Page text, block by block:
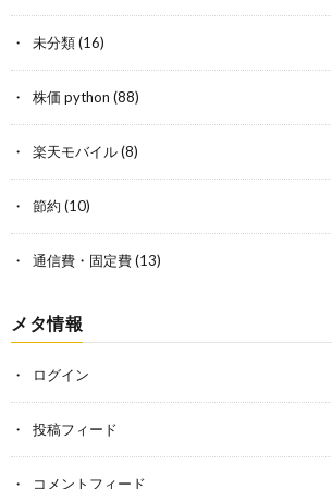
未分類(16)
株価 python (88)
楽天モバイル(8)
節約 (10)
通信費・固定費(13)
メタ情報
ログイン
投稿フィード
コメントフィード